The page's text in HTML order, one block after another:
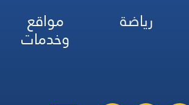
رياضة مواقع
وخدمات